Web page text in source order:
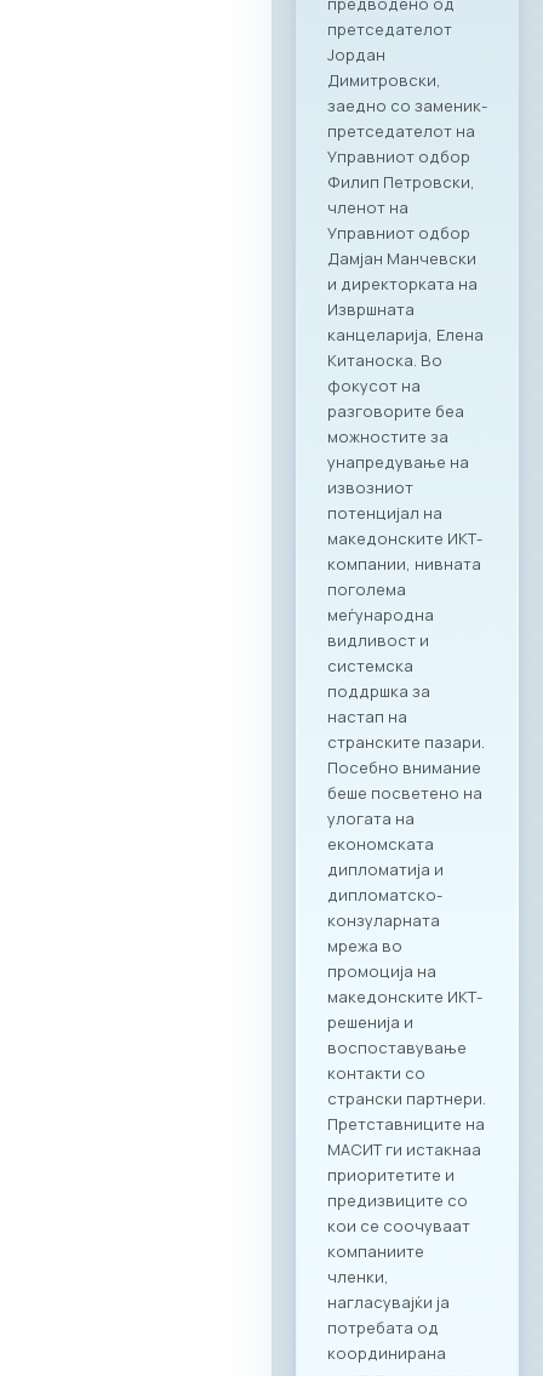
Business ICT Forum“.
Овој форум
организирана
„business bridge“
платформа помеѓу
македонскиот и
грчкиот ИКТ
сектор, со цел
поттикнување на
регионалниот
раст, отворање
нови пазари и
воспоставување
директни
партнерства
помеѓу компаниите
од двете земји.
Програма на
настанот Настанот
ќе биде отворен со
обраќања на
високо
министерско и
амбасадорско
ниво, по што ќе
следува свечено
потпишување на
Меморандум за
соработка помеѓу
МАСИТ и SETPE.
Програмата
предвидува
стручни
презентации за
состојбите во ИКТ
секторите во
пленарен преглед
на процесите на
дигитализација во
клучните
индустрии, како и
сесии за однапред
закажани B2B
состаноци.
Целосната агенда
за настанот е
достапна на
следниот линк:
Агенда
Регистрација и
Matchmaking